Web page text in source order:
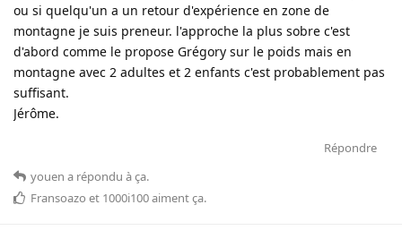
ou si quelqu'un a un retour d'expérience en zone de
montagne je suis preneur. l'approche la plus sobre c'est
d'abord comme le propose Grégory sur le poids mais en
montagne avec 2 adultes et 2 enfants c'est probablement pas
suffisant.
Jérôme.
Répondre
youen a répondu à ça.
Fransoazo et 1000i100aiment ça.